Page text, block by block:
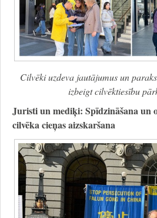
Cilvēki uzdeva jautājumus un
izbeigt cilvēktiesību
Juristi un mediķi: Spīdzināšana un
cilvēka cieņas aizskaršana